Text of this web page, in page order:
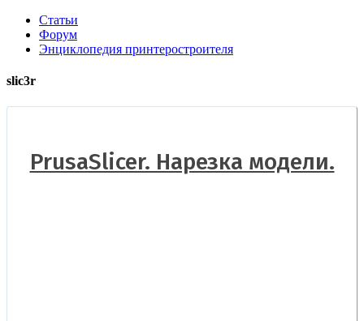
Статьи
Форум
Энциклопедия принтеростроителя
slic3r
PrusaSlicer. Нарезка модели.